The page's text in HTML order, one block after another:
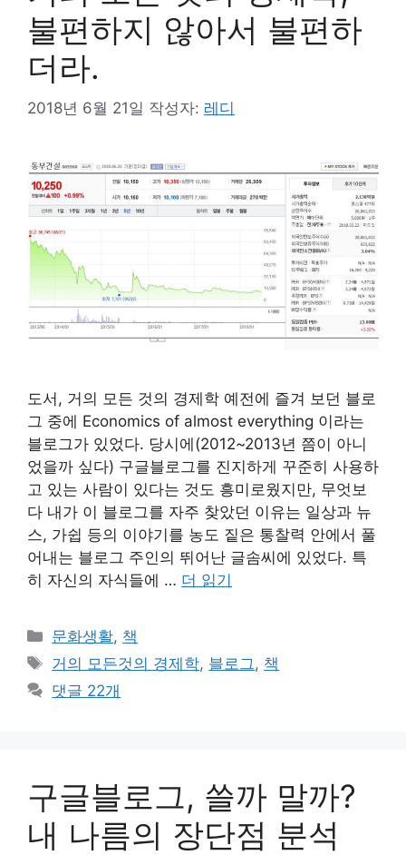
불편하지 않아서 불편하
더라.
2018년 6월 21일 작성자: 레디
도서, 거의 모든 것의 경제학 예전에 즐겨 보던 블로
그 중에 Economics of almost everything 이라는
블로그가 있었다. 당시에(2012~2013년 쯤이 아니
었을까 싶다) 구글블로그를 진지하게 꾸준히 사용하
고 있는 사람이 있다는 것도 흥미로웠지만, 무엇보
다 내가 이 블로그를 자주 찾았던 이유는 일상과 뉴
스, 가쉽 등의 이야기를 농도 짙은 통찰력 안에서 풀
어내는 블로그 주인의 뛰어난 글솜씨에 있었다. 특
히 자신의 자식들에 … 더 읽기
카
테
리
문화생활, 책
태
그
거의 모든것의 경제학, 블로그, 책
댓글 22개
구글블로그, 쓸까 말까?
내 나름의 장단점 분석